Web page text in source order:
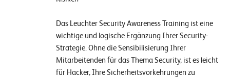
Das Leuchter Security Awareness Training ist eine
wichtige und logische Ergänzung Ihrer Security-
Strategie. Ohne die Sensibilisierung Ihrer
Mitarbeitenden für das Thema Security, ist es leicht
für Hacker, Ihre Sicherheitsvorkehrungen zu